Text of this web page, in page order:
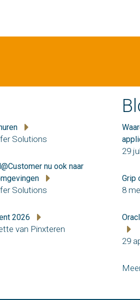
Solutions
nu ook naar
Solutions
2026
van Pinxteren
29
Grip
8
29